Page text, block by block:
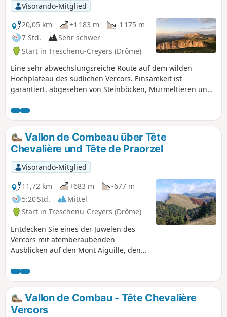
Visorando-Mitglied
20,05 km
+1 183 m
-1 175 m
7 Std.
Sehr schwer
Start in Treschenu-Creyers (Drôme)
Eine sehr abwechslungsreiche Route auf dem wilden
Hochplateau des südlichen Vercors. Einsamkeit ist
garantiert, abgesehen von Steinböcken, Murmeltieren und
topografische Orientierungspunkte helfen Ihnen, sich auf
den fast 16 km zurechtzufinden. Die Orientierung ist jedoch
einfach, da die Sicht in der Regel sehr gut ist. Diese
Wanderung ist eine hervorragende Übung für das Wandern
abseits der Wege. Einige Orientierungstipps finden Sie
unter „Praktische Informationen”.
Vallon de Combeau über Tête
Chevalière und Tête de Praorzel
Visorando-Mitglied
11,72 km
+683 m
-677 m
5:20 Std.
Mittel
Start in Treschenu-Creyers (Drôme)
Entdecken Sie eines der Juwelen des
Vercors mit atemberaubenden
Ausblicken auf den Mont Aiguille, den
Écrins in der Ferne. Zwischen dem Pas
de l'Essaure und der Tête Chevalière
können Sie Steinböcke, Gämsen und
Wildschweine beobachten.
Vallon de Combau - Tête Chevalière
Vercors